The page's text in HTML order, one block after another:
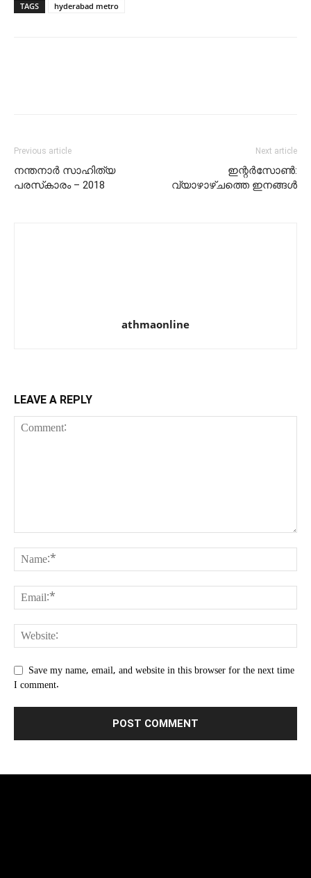
TAGS hyderabad metro
Previous article
നന്തനാര്‍ സാഹിത്യ
പരസ്‌കാരം – 2018
Next article
ഇന്റര്‍സോണ്‍:
വ്യാഴാഴ്ചത്തെ ഇനങ്ങള്‍
athmaonline
LEAVE A REPLY
Save my name, email, and website in this browser for the next time
I comment.